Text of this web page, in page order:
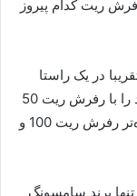
ریت کدام پیروز
در یک راستا
هستند یعنی هر 2 برند محصولات اقتصادی خود را با رفرش ریت 50
الی 60 هرتز تولید می‌کنند و محصولات بالا رده‌تر رفرش ریت 100 و
برند سامسونگ